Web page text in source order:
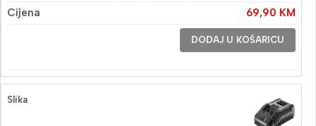
69,90 KM
DODAJ U KOŠARICU